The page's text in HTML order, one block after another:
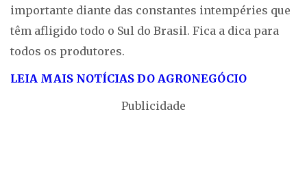
importante diante das constantes intempéries que
têm afligido todo o Sul do Brasil. Fica a dica para
todos os produtores.
LEIA MAIS NOTÍCIAS DO AGRONEGÓCIO
Publicidade